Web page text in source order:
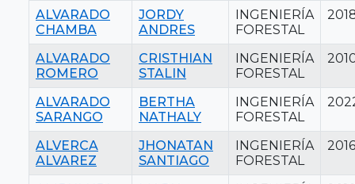
ALVARADO
CHAMBA
JORDY
ANDRES
INGENIERÍA
FORESTAL
ALVARADO
ROMERO
CRISTHIAN
STALIN
INGENIERÍA
FORESTAL
ALVARADO
SARANGO
BERTHA
NATHALY
INGENIERÍA
FORESTAL
ALVERCA
ALVAREZ
JHONATAN
SANTIAGO
INGENIERÍA
FORESTAL
2016